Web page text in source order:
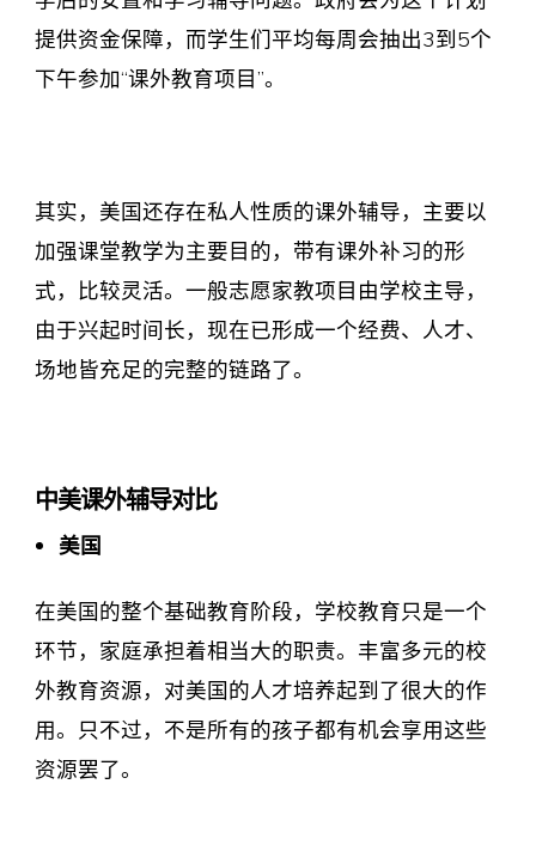
提供资金保障，而学生们平均每周会抽出3到5个
下午参加“课外教育项目”。
其实，美国还存在私人性质的课外辅导，主要以
加强课堂教学为主要目的，带有课外补习的形
式，比较灵活。一般志愿家教项目由学校主导，
由于兴起时间长，现在已形成一个经费、人才、
场地皆充足的完整的链路了。
中美课外辅导对比
美国
在美国的整个基础教育阶段，学校教育只是一个
环节，家庭承担着相当大的职责。丰富多元的校
外教育资源，对美国的人才培养起到了很大的作
用。只不过，不是所有的孩子都有机会享用这些
资源罢了。